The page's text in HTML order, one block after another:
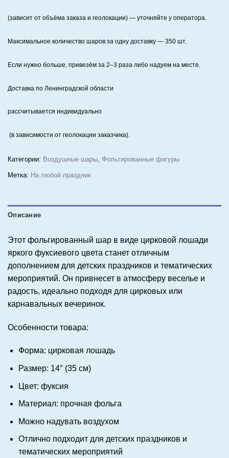
(зависит от объёма заказа и геолокации) — уточняйте у оператора.
Максимальное количество шаров за одну доставку — 350 шт.
Если нужно больше, привезём за 2–3 раза либо надуем на месте.
Доставка по Ленинградской области
рассчитывается индивидуально
(в зависимости от геолокации заказчика).
Категории: Воздушные шары, Фольгированные фигуры
Метка: На любой праздник
Описание
Этот фольгированный шар в виде цирковой лошади
яркого фуксиевого цвета станет отличным
дополнением для детских праздников и тематических
мероприятий. Он привнесет в атмосферу веселье и
радость, идеально подходя для цирковых или
карнавальных вечеринок.
Особенности товара:
Форма: цирковая лошадь
Размер: 14″ (35 см)
Цвет: фуксия
Материал: прочная фольга
Можно надувать воздухом
Отлично подходит для детских праздников и
тематических мероприятий